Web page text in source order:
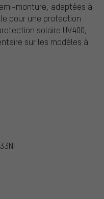
monture, adaptées à
pour une protection
solaire UV400,
sur les modèles à